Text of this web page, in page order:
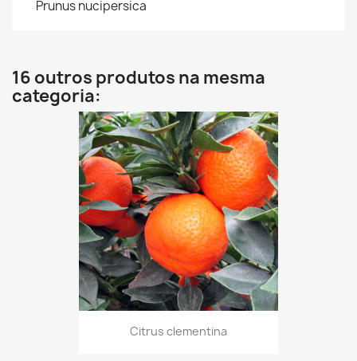
Prunus nucipersica
16 outros produtos na mesma
categoria:
Citrus clementina